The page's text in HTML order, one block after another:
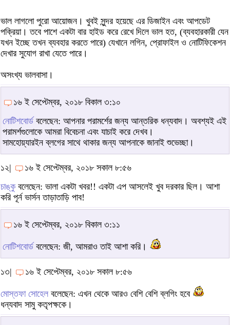
ভাল লাগলো পুরো আয়োজন। খুবই সুন্দর হয়েছে এর ডিজাইন এবং আপডেট
পক্রিয়া। তবে পাশে একটা বার হাইড করে রেখে দিলে ভাল হত, (ব্যবহারকারী যেন
যখন ইচ্ছে তখন ব্যবহার করতে পারে) যেখানে লগিন, প্রোফাইল ও নোটিফিকেশন
দেখার সুযোগ রাখা যেতে পারে।
অসংখ্য ভালবাসা।
১৬ ই সেপ্টেম্বর, ২০১৮ বিকাল ৩:১০
নোটিশবোর্ডবলেছেন: আপনার পরামর্শের জন্য আন্তরিক ধন্যবাদ। অবশ্যই এই
পরামর্শগুলোকে আমরা বিবেচনা এবং যাচাই করে দেখব।
সামহোয়্যারইন ব্লগের সাথে থাকার জন্য আপনাকে জানাই শুভেচ্ছা।
১২|
১৬ ই সেপ্টেম্বর, ২০১৮ সকাল ৮:৫৬
চাঙ্কুবলেছেন: ভালা একটা খবর!! একটা এপ আসলেই খুব দরকার ছিল। আশা
করি পূর্ন ভার্সন তাড়াতাড়ি পাব!
১৬ ই সেপ্টেম্বর, ২০১৮ বিকাল ৩:১১
নোটিশবোর্ডবলেছেন: জী, আমরাও তাই আশা করি।
১৩| ১৬ ই সেপ্টেম্বর, ২০১৮ সকাল ৮:৫৬
মোস্তফা সোহেল বলেছেন: এখন থেকে আরও বেশি বেশি ব্লগিং হবে
ধন্যবাদ সামু কতৃপক্ষকে।